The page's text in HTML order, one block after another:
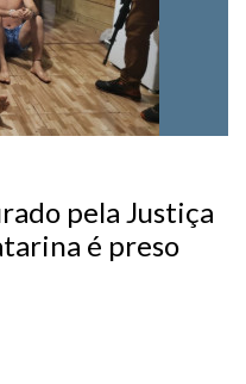
pela Justiça
é preso